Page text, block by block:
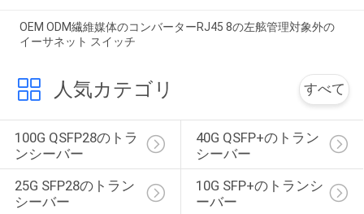
OEM ODM繊維媒体のコンバーターRJ45 8の左舷管理対象外の
イーサネット スイッチ
人気カテゴリ すべて
100G QSFP28のトラ
ンシーバー
40G QSFP+のトラン
シーバー
25G SFP28のトラン
シーバー
10G SFP+のトランシ
ーバー